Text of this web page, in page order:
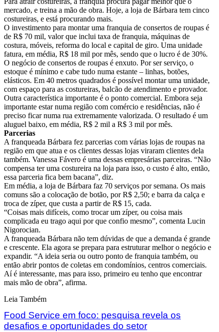
mercado, e treina a mão de obra. Hoje, a loja de Bárbara tem cinco
costureiras, e está procurando mais.
O investimento para montar uma franquia de consertos de roupas é
de R$ 70 mil, valor que inclui taxa de franquia, máquinas de
costura, móveis, reforma do local e capital de giro. Uma unidade
fatura, em média, R$ 18 mil por mês, sendo que o lucro é de 30%.
O negócio de consertos de roupas é enxuto. Por ser serviço, o
estoque é mínimo e cabe tudo numa estante – linhas, botões,
elásticos. Em 40 metros quadrados é possível montar uma unidade,
com espaço para as costureiras, balcão de atendimento e provador.
Outra característica importante é o ponto comercial. Embora seja
importante estar numa região com comércio e residências, não é
preciso ficar numa rua extremamente valorizada. O resultado é um
aluguel baixo, em média, R$ 2 mil a R$ 3 mil por mês.
Parcerias
A franqueada Bárbara fez parcerias com várias lojas de roupas na
região em que atua e os clientes dessas lojas viraram clientes dela
também. Vanessa Fávero é uma dessas empresárias parceiras. “Não
compensa ter uma costureira na loja para isso, o custo é alto, então,
essa parceria fica bem bacana”, diz.
Em média, a loja de Bárbara faz 70 serviços por semana. Os mais
comuns são a colocação de botão, por R$ 2,50; e barra da calça e
troca de zíper, que custa a partir de R$ 15, cada.
“Coisas mais difíceis, como trocar um zíper, ou coisa mais
complicada eu trago aqui por que confio mesmo”, comenta Lucin
Nigorocian.
A franqueada Bárbara não tem dúvidas de que a demanda é grande
e crescente. Ela agora se prepara para estruturar melhor o negócio e
expandir. “A ideia seria ou outro ponto de franquia também, ou
então abrir pontos de coletas em condomínios, centros comerciais.
Aí é interessante, mas para isso, primeiro eu tenho que encontrar
mais mão de obra”, afirma.
Leia Também
Food Service em foco: pesquisa revela os
desafios e oportunidades do setor